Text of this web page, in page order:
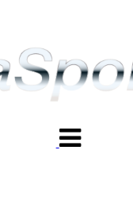
navigering